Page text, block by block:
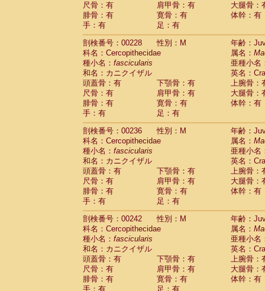
尺骨：有
肩甲骨：有
大腿骨：
腓骨：有
寛骨：有
体幹：有
手：有
足：有
剖検番号：00228
性別：M
年齢：
科名：Cercopithecidae
属名：
種小名： fascicularis
亜種小名
和名：カニクイザル
英名：
頭蓋骨：有
下顎骨：有
上腕骨：
尺骨：有
肩甲骨：有
大腿骨：
腓骨：有
寛骨：有
体幹：有
手：有
足：有
剖検番号：00236
性別：M
年齢：
科名：Cercopithecidae
属名：
種小名： fascicularis
亜種小名
和名：カニクイザル
英名：
頭蓋骨：有
下顎骨：有
上腕骨：
尺骨：有
肩甲骨：有
大腿骨：
腓骨：有
寛骨：有
体幹：有
手：有
足：有
剖検番号：00242
性別：M
年齢：
科名：Cercopithecidae
属名：
種小名： fascicularis
亜種小名
和名：カニクイザル
英名：
頭蓋骨：有
下顎骨：有
上腕骨：
尺骨：有
肩甲骨：有
大腿骨：
腓骨：有
寛骨：有
体幹：有
手：有
足：有